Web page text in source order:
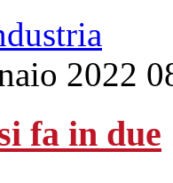
2022
fa in due